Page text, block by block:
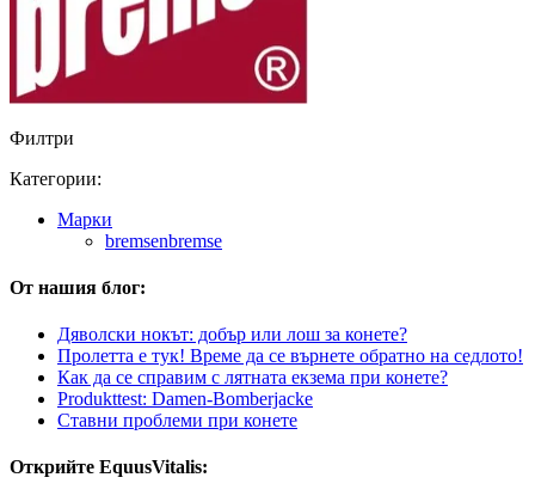
Филтри
Категории:
Марки
bremsenbremse
От нашия блог:
Дяволски нокът: добър или лош за конете?
Пролетта е тук! Време да се върнете обратно на седлото!
Как да се справим с лятната екзема при конете?
Produkttest: Damen-Bomberjacke
Ставни проблеми при конете
Открийте EquusVitalis: